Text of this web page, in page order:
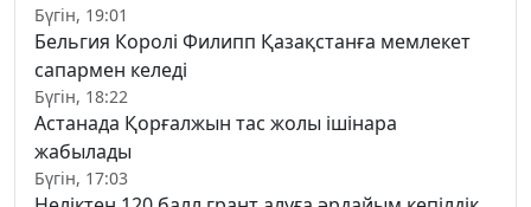
Бүгін, 19:01
Бельгия Королі Филипп Қазақстанға мемлекет
сапармен келеді
Бүгін, 18:22
Астанада Қорғалжын тас жолы ішінара
жабылады
Бүгін, 17:03